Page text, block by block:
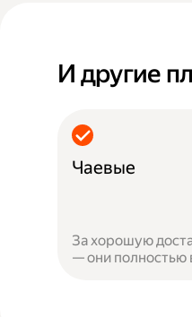
И другие
Чаевые
За хорошую
— они полностью